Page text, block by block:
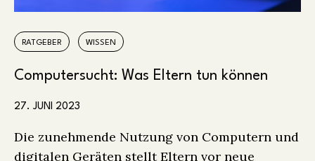
RATGEBER WISSEN
Computersucht: Was Eltern tun können
27. JUNI 2023
Die zunehmende Nutzung von Computern und
digitalen Geräten stellt Eltern vor neue